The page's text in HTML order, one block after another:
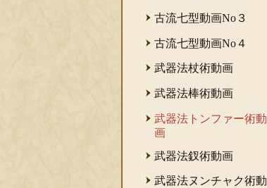
古流七型動画No３
古流七型動画No４
武器法杖術動画
武器法棒術動画
武器法トンファー術動
画
武器法釵術動画
武器法ヌンチャク術動